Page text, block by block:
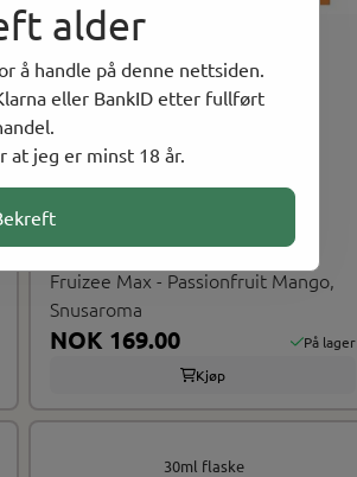
alder
å handle på denne nettsiden.
eller BankID etter fullført
at jeg er minst 18 år.
Fruizee
Fruizee Max - Passionfruit Mango,
Snusaroma
NOK 169.00
På lager
Kjøp
30ml flaske